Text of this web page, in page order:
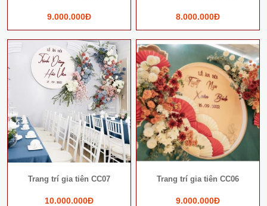
9.000.000Đ 8.000.000Đ
Trang trí gia tiên CC07
10.000.000Đ
Trang trí gia tiên CC06
9.000.000Đ